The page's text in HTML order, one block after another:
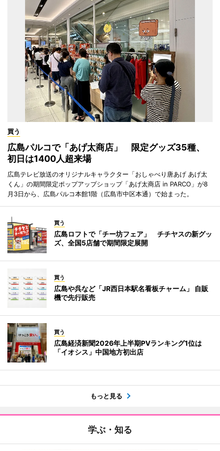
買う
広島パルコで「あげ太商店」 限定グッズ35種、
初日は1400人超来場
広島テレビ放送のオリジナルキャラクター「おしゃべり唐あげ あげ太
くん」の期間限定ポップアップショップ「あげ太商店 in PARCO」が8
月3日から、広島パルコ本館1階（広島市中区本通）で始まった。
買う
広島ロフトで「チー坊フェア」 チチヤスの新グッ
ズ、全国5店舗で期間限定展開
買う
広島や呉など「JR西日本駅名看板チャーム」 自販
機で先行販売
買う
広島経済新聞2026年上半期PVランキング1位は
「イオシス」中国地方初出店
もっと見る
学ぶ・知る